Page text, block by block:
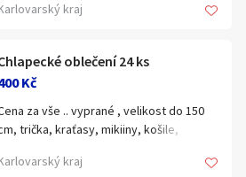
kraj
oblečení 24 ks
Kč
za vše .. vyprané , velikost do 150
trička, kraťasy, mikiiny, košile,
kraj